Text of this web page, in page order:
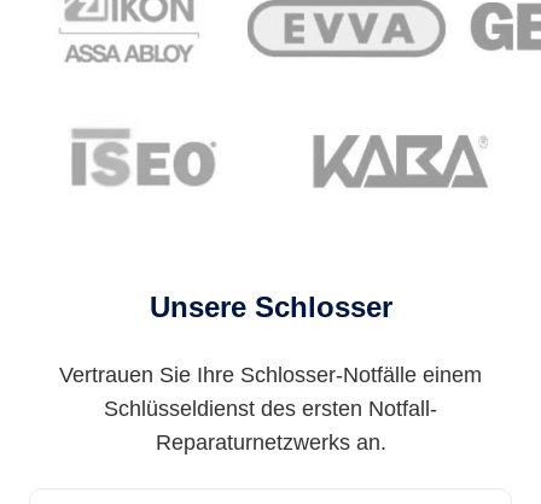
Unsere Schlosser
Vertrauen Sie Ihre Schlosser-Notfälle einem
Schlüsseldienst des ersten Notfall-
Reparaturnetzwerks an.